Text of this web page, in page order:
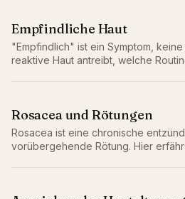
Empfindliche Haut
"Empfindlich" ist ein Symptom,
reaktive Haut antreibt, welche
Rosacea und Rötungen
Rosacea ist eine chronische
vorübergehende Rötung. Hier